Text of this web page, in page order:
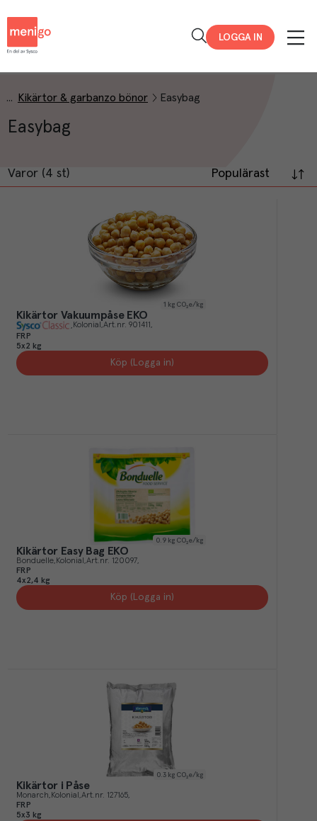
LOGGA IN
Kikärtor & garbanzo bönor Easybag
Easybag
Varor (4 st) Populärast
1 kg CO₂e/kg
Kikärtor Vakuumpåse EKO
Kolonial Art.nr. 901411
FRP
5x2 kg
Köp (Logga in)
0.9 kg CO₂e/kg
Kikärtor Easy Bag EKO
Bonduelle Kolonial Art.nr. 120097
FRP
4x2,4 kg
Köp (Logga in)
0.3 kg CO₂e/kg
Kikärtor i Påse
Monarch Kolonial Art.nr. 127165
FRP
5x3 kg